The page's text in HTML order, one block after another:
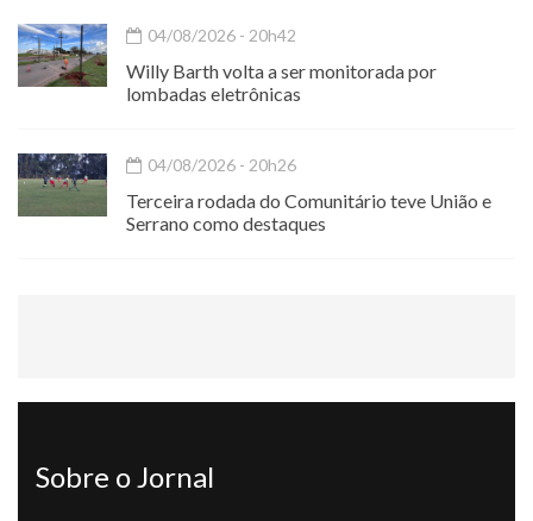
04/08/2026 - 20h42
Willy Barth volta a ser monitorada por
lombadas eletrônicas
04/08/2026 - 20h26
Terceira rodada do Comunitário teve União e
Serrano como destaques
Sobre o Jornal